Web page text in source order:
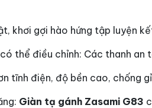
khơi gợi hào hứng tập luyện
thể điều chỉnh: Các thanh
tĩnh điện, độ bền cao, chống
Giàn tạ gánh Zasami G83